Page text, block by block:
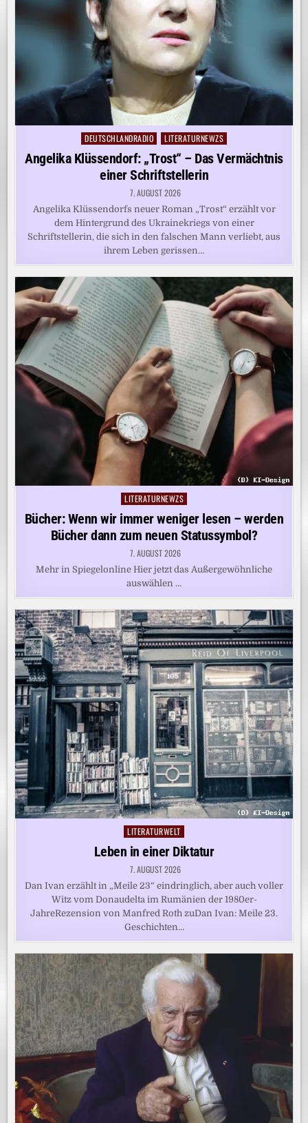
Posted
in
DEUTSCHLANDRADIO LITERATURNEWZS
Angelika Klüssendorf: „Trost“ – Das Vermächtnis
einer Schriftstellerin
7. AUGUST 2026
Angelika Klüssendorfs neuer Roman „Trost“ erzählt vor
dem Hintergrund des Ukrainekriegs von einer
Schriftstellerin, die sich in den falschen Mann verliebt, aus
ihrem Leben gerissen…
Posted
in
LITERATURNEWZS
Bücher: Wenn wir immer weniger lesen – werden
Bücher dann zum neuen Statussymbol?
7. AUGUST 2026
Mehr in Spiegelonline Hier jetzt das Außergewöhnliche
auswählen …
Posted
in
LITERATURWELT
Leben in einer Diktatur
7. AUGUST 2026
Dan Ivan erzählt in „Meile 23“ eindringlich, aber auch voller
Witz vom Donaudelta im Rumänien der 1980er-
JahreRezension von Manfred Roth zuDan Ivan: Meile 23.
Geschichten…